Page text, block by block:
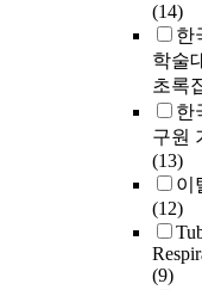
(14)
한
학술
초록
한
구원
(13)
이
(12)
(9)